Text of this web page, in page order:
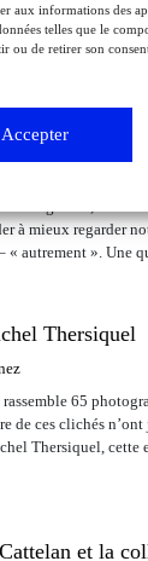
aux informations des
telles que le
ou de retirer son
Accepter
apparaît défiguré,
historiques,
: végétaux,
à mieux regarder
« autrement ». Une
Thersiquel
65
de ces clichés
Thersiquel,
et la